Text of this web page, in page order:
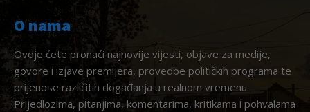
O nama
Ovdje ćete pronaći najnovije vijesti, objave za medije,
govore i izjave premijera, provedbe političkih programa te
prijenose različitih događanja u realnom vremenu.
Prijedlozima, pitanjima, komentarima, kritikama i pohvalama